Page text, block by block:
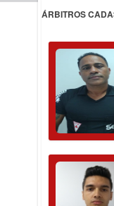
ÁRBITROS